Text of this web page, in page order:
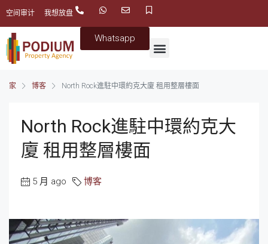
空间审计 我想放盘
Whatsapp
家 博客 North Rock進駐中環約克大廈 租用整層樓面
North Rock進駐中環約克大
廈 租用整層樓面
5 月 ago 博客